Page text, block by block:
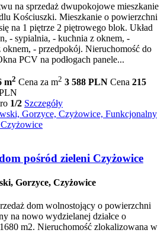
na sprzedaż dwupokojowe mieszkanie
Kościuszki. Mieszkanie o powierzchni
na 1 piętrze 2 piętrowego blok. Układ
- sypialnia, - kuchnia z oknem, -
oknem, - przedpokój. Nieruchomość do
PCV na podłogach panele...
m2 Cena za m2 3 588 PLN Cena 215
1/2 Szczegóły
pośród zieleni Czyżowice
Gorzyce, Czyżowice
dom wolnostojący o powierzchni
na nowo wydzielanej działce o
m2. Nieruchomość zlokalizowana w